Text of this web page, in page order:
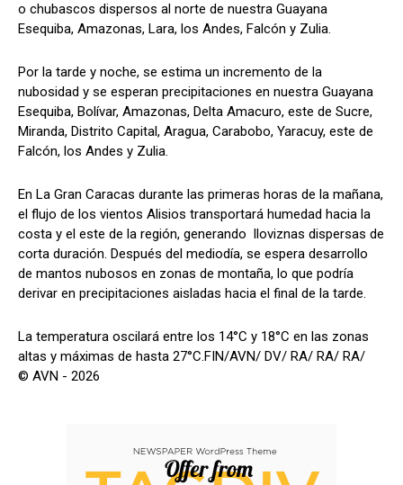
o chubascos dispersos al norte de nuestra Guayana
Esequiba, Amazonas, Lara, los Andes, Falcón y Zulia.
Por la tarde y noche, se estima un incremento de la
nubosidad y se esperan precipitaciones en nuestra Guayana
Esequiba, Bolívar, Amazonas, Delta Amacuro, este de Sucre,
Miranda, Distrito Capital, Aragua, Carabobo, Yaracuy, este de
Falcón, los Andes y Zulia.
En La Gran Caracas durante las primeras horas de la mañana,
el flujo de los vientos Alisios transportará humedad hacia la
costa y el este de la región, generando lloviznas dispersas de
corta duración. Después del mediodía, se espera desarrollo
de mantos nubosos en zonas de montaña, lo que podría
derivar en precipitaciones aisladas hacia el final de la tarde.
La temperatura oscilará entre los 14°C y 18°C en las zonas
altas y máximas de hasta 27°C.FIN/AVN/ DV/ RA/ RA/ RA/
© AVN - 2026